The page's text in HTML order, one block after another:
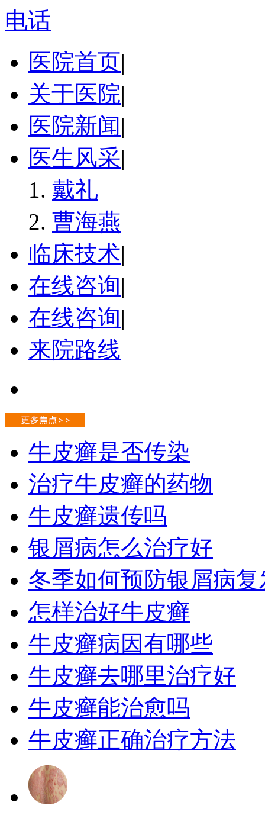
电话
医院首页|
关于医院|
医院新闻|
医生风采|
戴礼
曹海燕
临床技术|
在线咨询|
在线咨询|
来院路线
牛皮癣是否传染
治疗牛皮癣的药物
牛皮癣遗传吗
银屑病怎么治疗好
冬季如何预防银屑病复
怎样治好牛皮癣
牛皮癣病因有哪些
牛皮癣去哪里治疗好
牛皮癣能治愈吗
牛皮癣正确治疗方法